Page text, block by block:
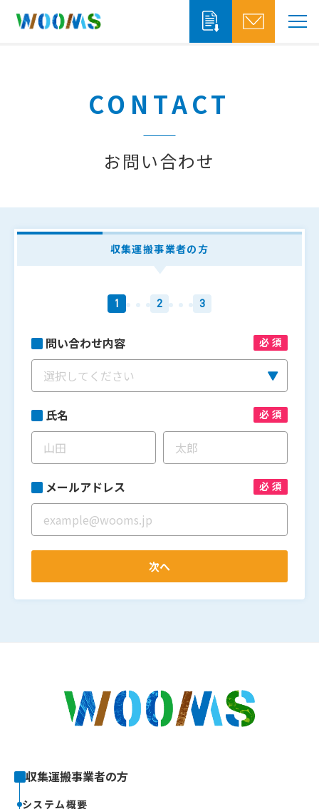
システム概要
WOOMS App & Portal
私たちの想い
よくある質問
お知らせ
収集運搬事業者向け・自治体向け
資料ダウンロード
排出事業者向け
お問い合わせ
CONTACT
お問い合わせ
収集運搬事業者の方
1 2 3
問い合わせ内容 必須
氏名 必須
メールアドレス 必須
次へ
収集運搬事業者の方
システム概要